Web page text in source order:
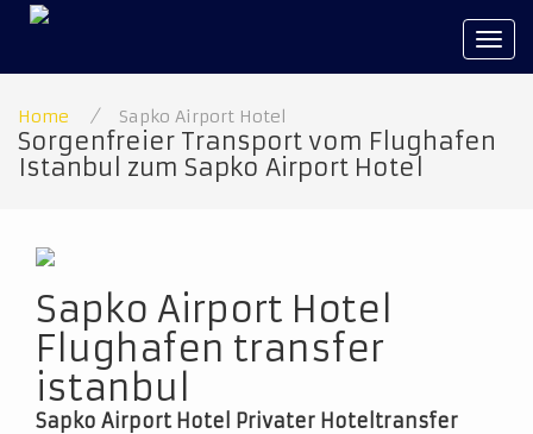
Home / Sapko Airport Hotel
Sorgenfreier Transport vom Flughafen
Istanbul zum Sapko Airport Hotel
Sapko Airport Hotel
Flughafen transfer
istanbul
Sapko Airport Hotel Privater Hoteltransfer